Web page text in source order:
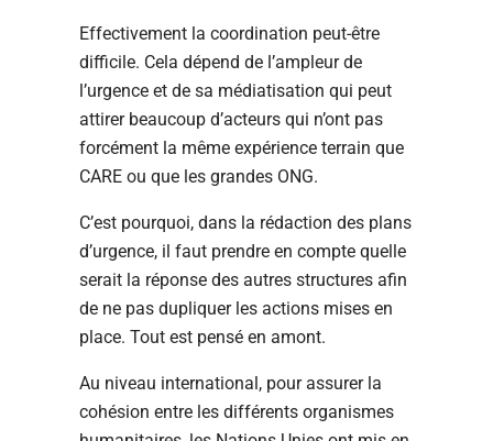
Effectivement la coordination peut-être
difficile. Cela dépend de l’ampleur de
l’urgence et de sa médiatisation qui peut
attirer beaucoup d’acteurs qui n’ont pas
forcément la même expérience terrain que
CARE ou que les grandes ONG.
C’est pourquoi, dans la rédaction des plans
d’urgence, il faut prendre en compte quelle
serait la réponse des autres structures afin
de ne pas dupliquer les actions mises en
place. Tout est pensé en amont.
Au niveau international, pour assurer la
cohésion entre les différents organismes